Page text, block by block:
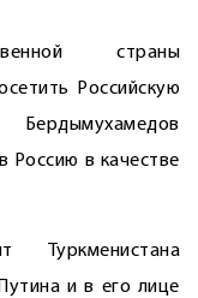
страны
Российскую
Россию в качестве
Туркменистана
и в его лице